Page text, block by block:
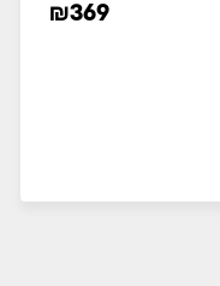
₪369